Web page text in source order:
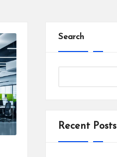
Search
Recent Posts